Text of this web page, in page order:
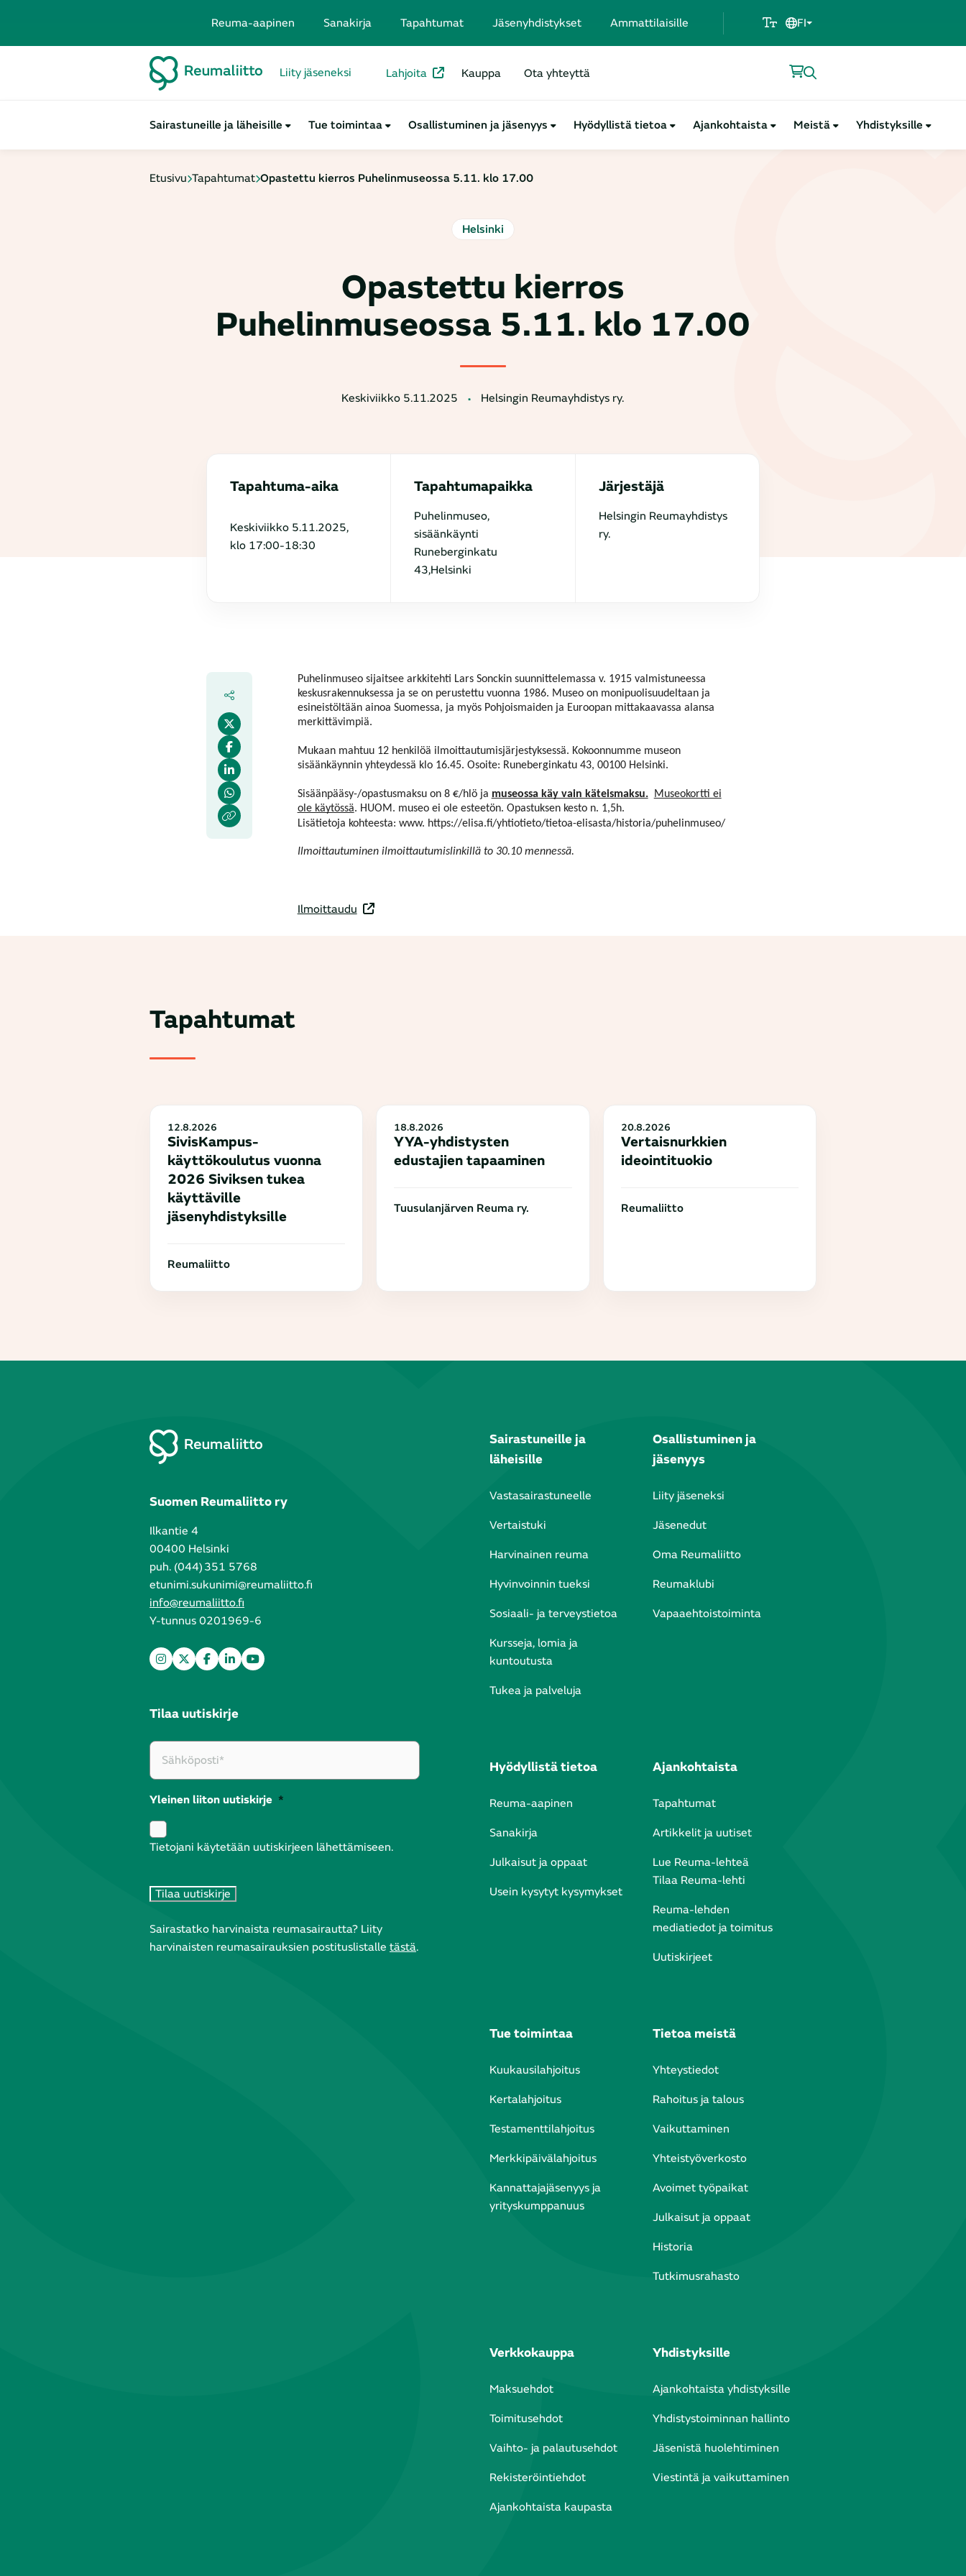
Reuma-aapinen Sanakirja Tapahtumat Jäsenyhdistykset Ammattilaisille FI
Liity jäseneksi Lahjoita Kauppa Ota yhteyttä
Sairastuneille ja läheisille Tue toimintaa Osallistuminen ja jäsenyys Hyödyllistä tietoa Ajankohtaista Meistä Yhdistyksille
Etusivu Tapahtumat Opastettu kierros Puhelinmuseossa 5.11. klo 17.00
Helsinki
Opastettu kierros
Puhelinmuseossa 5.11. klo 17.00
Keskiviikko 5.11.2025 Helsingin Reumayhdistys ry.
Tapahtuma-aika
Keskiviikko 5.11.2025,
klo 17:00-18:30
Tapahtumapaikka
Puhelinmuseo,
sisäänkäynti
Runeberginkatu
43,Helsinki
Järjestäjä
Helsingin Reumayhdistys
ry.
Puhelinmuseo sijaitsee arkkitehti Lars Sonckin suunnittelemassa v. 1915 valmistuneessa
keskusrakennuksessa ja se on perustettu vuonna 1986. Museo on monipuolisuudeltaan ja
esineistöltään ainoa Suomessa, ja myös Pohjoismaiden ja Euroopan mittakaavassa alansa
merkittävimpiä.
Mukaan mahtuu 12 henkilöä ilmoittautumisjärjestyksessä. Kokoonnumme museon
sisäänkäynnin yhteydessä klo 16.45. Osoite: Runeberginkatu 43, 00100 Helsinki.
Sisäänpääsy-/opastusmaksu on 8 €/hlö ja museossa käy vain käteismaksu.
Museokortti ei
ole käytössä. HUOM. museo ei ole esteetön. Opastuksen kesto n. 1,5h.
Lisätietoja kohteesta: www. https://elisa.fi/yhtiotieto/tietoa-elisasta/historia/puhelinmuseo/
Ilmoittautuminen ilmoittautumislinkillä to 30.10 mennessä.
Ilmoittaudu
Tapahtumat
12.8.2026
SivisKampus-
käyttökoulutus vuonna
2026 Siviksen tukea
käyttäville
jäsenyhdistyksille
Reumaliitto
18.8.2026
YYA-yhdistysten
edustajien tapaaminen
Tuusulanjärven Reuma ry.
20.8.2026
Vertaisnurkkien
ideointituokio
Reumaliitto
Suomen Reumaliitto ry
Ilkantie 4
00400 Helsinki
puh. (044) 351 5768
etunimi.sukunimi@reumaliitto.fi
info@reumaliitto.fi
Y-tunnus 0201969-6
Tilaa uutiskirje
Yleinen liiton uutiskirje *
Tietojani käytetään uutiskirjeen lähettämiseen.
Sairastatko harvinaista reumasairautta? Liity
harvinaisten reumasairauksien postituslistalle tästä.
Sairastuneille ja
läheisille
Vastasairastuneelle
Vertaistuki
Harvinainen reuma
Hyvinvoinnin tueksi
Sosiaali- ja terveystietoa
Kursseja, lomia ja
kuntoutusta
Tukea ja palveluja
Osallistuminen ja
jäsenyys
Liity jäseneksi
Jäsenedut
Oma Reumaliitto
Reumaklubi
Vapaaehtoistoiminta
Hyödyllistä tietoa
Reuma-aapinen
Sanakirja
Julkaisut ja oppaat
Usein kysytyt kysymykset
Ajankohtaista
Tapahtumat
Artikkelit ja uutiset
Lue Reuma-lehteä
Tilaa Reuma-lehti
Reuma-lehden
mediatiedot ja toimitus
Uutiskirjeet
Tue toimintaa
Kuukausilahjoitus
Kertalahjoitus
Testamenttilahjoitus
Merkkipäivälahjoitus
Kannattajajäsenyys ja
yrityskumppanuus
Tietoa meistä
Yhteystiedot
Rahoitus ja talous
Vaikuttaminen
Yhteistyöverkosto
Avoimet työpaikat
Julkaisut ja oppaat
Historia
Tutkimusrahasto
Verkkokauppa
Maksuehdot
Toimitusehdot
Vaihto- ja palautusehdot
Rekisteröintiehdot
Ajankohtaista kaupasta
Yhdistyksille
Ajankohtaista yhdistyksille
Yhdistystoiminnan hallinto
Jäsenistä huolehtiminen
Viestintä ja vaikuttaminen